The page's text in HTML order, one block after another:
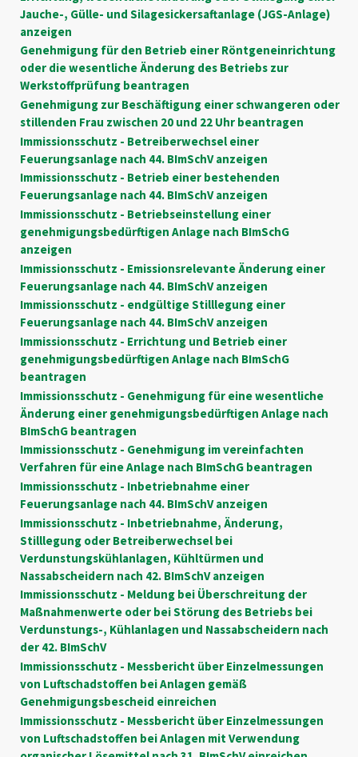
Jauche-, Gülle- und Silagesickersaftanlage (JGS-Anlage)
anzeigen
Genehmigung für den Betrieb einer Röntgeneinrichtung
oder die wesentliche Änderung des Betriebs zur
Werkstoffprüfung beantragen
Genehmigung zur Beschäftigung einer schwangeren oder
stillenden Frau zwischen 20 und 22 Uhr beantragen
Immissionsschutz - Betreiberwechsel einer
Feuerungsanlage nach 44. BImSchV anzeigen
Immissionsschutz - Betrieb einer bestehenden
Feuerungsanlage nach 44. BImSchV anzeigen
Immissionsschutz - Betriebseinstellung einer
genehmigungsbedürftigen Anlage nach BImSchG
anzeigen
Immissionsschutz - Emissionsrelevante Änderung einer
Feuerungsanlage nach 44. BImSchV anzeigen
Immissionsschutz - endgültige Stilllegung einer
Feuerungsanlage nach 44. BImSchV anzeigen
Immissionsschutz - Errichtung und Betrieb einer
genehmigungsbedürftigen Anlage nach BImSchG
beantragen
Immissionsschutz - Genehmigung für eine wesentliche
Änderung einer genehmigungsbedürftigen Anlage nach
BImSchG beantragen
Immissionsschutz - Genehmigung im vereinfachten
Verfahren für eine Anlage nach BImSchG beantragen
Immissionsschutz - Inbetriebnahme einer
Feuerungsanlage nach 44. BImSchV anzeigen
Immissionsschutz - Inbetriebnahme, Änderung,
Stilllegung oder Betreiberwechsel bei
Verdunstungskühlanlagen, Kühltürmen und
Nassabscheidern nach 42. BImSchV anzeigen
Immissionsschutz - Meldung bei Überschreitung der
Maßnahmenwerte oder bei Störung des Betriebs bei
Verdunstungs-, Kühlanlagen und Nassabscheidern nach
der 42. BImSchV
Immissionsschutz - Messbericht über Einzelmessungen
von Luftschadstoffen bei Anlagen gemäß
Genehmigungsbescheid einreichen
Immissionsschutz - Messbericht über Einzelmessungen
von Luftschadstoffen bei Anlagen mit Verwendung